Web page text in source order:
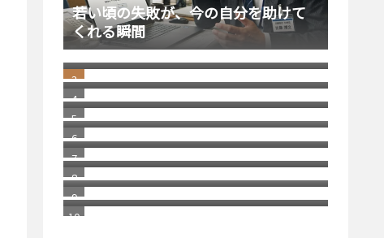
若い頃の失敗が、今の自分を助けて
くれる瞬間
windows11 への切り替え Becky2 メ
ール 設定の移行
日本にはパソコン修理店が多いとい
う話
消えた スコッチブランドの 貼っては
がせるテープ
福岡銀行の相次ぐ不祥事
2026/1 Update Paypal／ペイパルで
月末残高（入金）を確認する方法 リ
ニューアル版
進化する画像システム／グーグルレ
ンズを使ってショップへ誘導
自分で考えることの重要性
若い頃の健康志向と、歳を重ねてか
らの健康志向の違い